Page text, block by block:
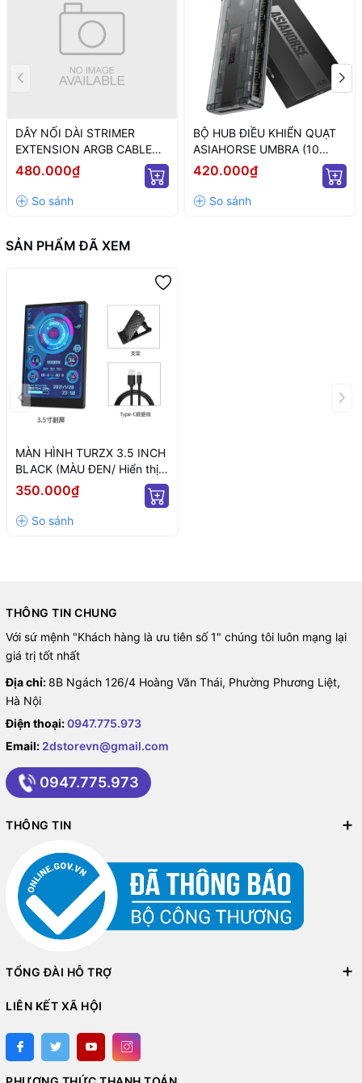
DÂY NỐI DÀI STRIMER
EXTENSION ARGB CABLE
12+4 TO 12P+4P WHITE
(MÀU TRẮNG/ 12VHPWR)
480.000₫
BỘ HUB ĐIỀU KHIỂN QUẠT
ASIAHORSE UMBRA (10
CỔNG KẾT NỐI PWM VÀ 5V
ARGB/ NGUỒN SATA)
420.000₫
SẢN PHẨM ĐÃ XEM
MÀN HÌNH TURZX 3.5 INCH
BLACK (MÀU ĐEN/ Hiển thị
thông số PC)
350.000₫
THÔNG TIN CHUNG
Với sứ mệnh "Khách hàng là ưu tiên số 1" chúng tôi luôn mạng lại
giá trị tốt nhất
Địa chỉ: 8B Ngách 126/4 Hoàng Văn Thái, Phường Phương Liệt,
Hà Nội
Điện thoại:0947.775.973
Email: 2dstorevn@gmail.com
0947.775.973
THÔNG TIN
TỔNG ĐÀI HỖ TRỢ
LIÊN KẾT XÃ HỘI